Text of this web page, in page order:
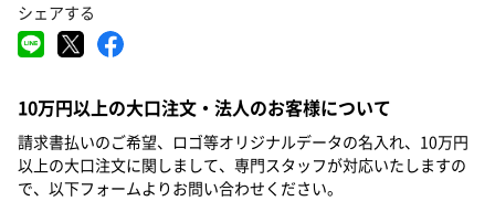
タッチパネル操作も快適に
も、スマホやタブレットの画面操作がスムーズに。この冬は、グ
ローブを着けたままでのスマホ操作を楽しめます。
#上司男性
#10代 #20代前半
#60代 #70代 #80代 #90代
シェアする
10万円以上の大口注文・法人のお客様について
請求書払いのご希望、ロゴ等オリジナルデータの名入れ、10万円
以上の大口注文に関しまして、専門スタッフが対応いたしますの
で、以下フォームよりお問い合わせください。